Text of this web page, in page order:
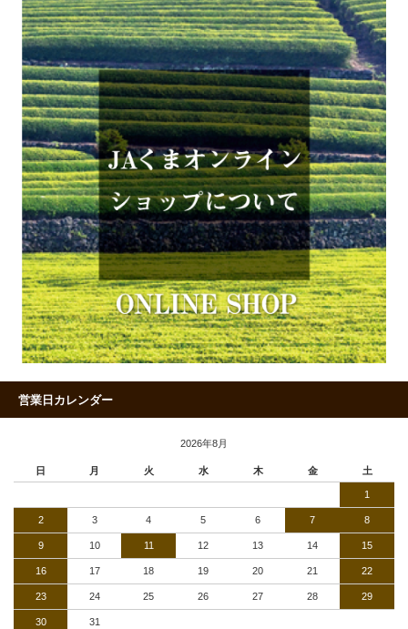
営業日カレンダー
2026年8月
日 月 火 水 木 金 土
1
2 3 4 5 6 7 8
9 10 11 12 13 14 15
16 17 18 19 20 21 22
23 24 25 26 27 28 29
30 31